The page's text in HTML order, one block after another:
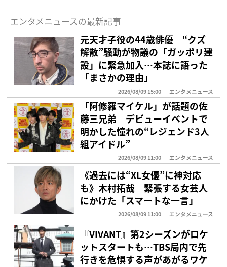
エンタメニュースの最新記事
元天才子役の44歳俳優 “クズ
解散”騒動が物議の「ガッポリ建
設」に緊急加入…本誌に語った
「まさかの理由」
2026/08/09 15:00 エンタメニュース
「阿修羅マイケル」が話題の佐
藤三兄弟 デビューイベントで
明かした憧れの“レジェンド3人
組アイドル”
2026/08/09 11:00 エンタメニュース
《過去には“XL女優”に神対応
も》木村拓哉 緊張する女芸人
にかけた「スマートな一言」
2026/08/09 11:00 エンタメニュース
『VIVANT』第2シーズンがロケ
ットスタートも…TBS局内で先
行きを危惧する声があがるワケ